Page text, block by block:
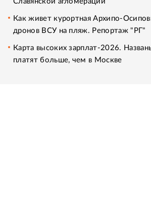
Как живет курортная Архипо-
дронов ВСУ на пляж. Репортаж "РГ"
Карта высоких зарплат-2026.
платят больше, чем в Москве